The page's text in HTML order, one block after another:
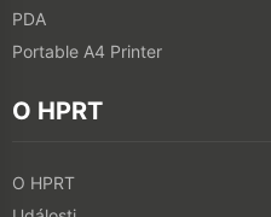
PDA
Portable A4 Printer
O HPRT
O HPRT